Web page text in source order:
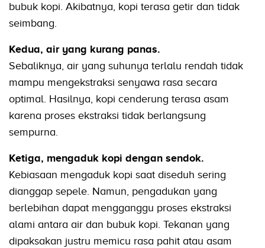
bubuk kopi. Akibatnya, kopi terasa getir dan tidak
seimbang.
Kedua, air yang kurang panas.
Sebaliknya, air yang suhunya terlalu rendah tidak
mampu mengekstraksi senyawa rasa secara
optimal. Hasilnya, kopi cenderung terasa asam
karena proses ekstraksi tidak berlangsung
sempurna.
Ketiga, mengaduk kopi dengan sendok.
Kebiasaan mengaduk kopi saat diseduh sering
dianggap sepele. Namun, pengadukan yang
berlebihan dapat mengganggu proses ekstraksi
alami antara air dan bubuk kopi. Tekanan yang
dipaksakan justru memicu rasa pahit atau asam